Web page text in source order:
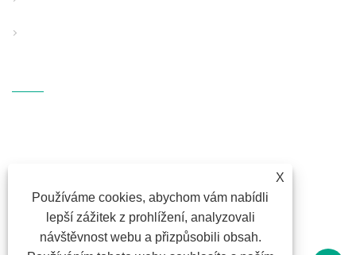
X
Používáme cookies, abychom vám nabídli
lepší zážitek z prohlížení, analyzovali
návštěvnost webu a přizpůsobili obsah.
E-MAILEM:fl@fangli.com
FAX: +86-574-28883018
TEL:+86-574-28883018